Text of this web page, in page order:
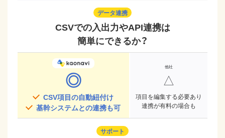
データ連携
CSVでの入出力やAPI連携は
簡単にできるか？
◎
CSV項目の自動紐付け
基幹システムとの連携も可
△
項目を編集する必要あり
連携が有料の場合も
サポート